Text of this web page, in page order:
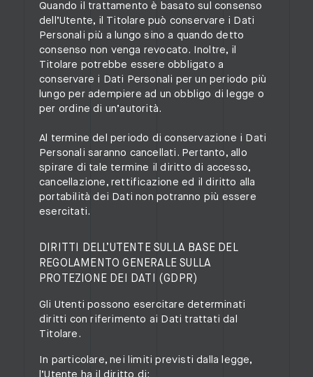
Quando il trattamento è basato sul consenso
dell’Utente, il Titolare può conservare i Dati
Personali più a lungo sino a quando detto
consenso non venga revocato. Inoltre, il
Titolare potrebbe essere obbligato a
conservare i Dati Personali per un periodo più
lungo per adempiere ad un obbligo di legge o
per ordine di un’autorità.
Al termine del periodo di conservazione i Dati
Personali saranno cancellati. Pertanto, allo
spirare di tale termine il diritto di accesso,
cancellazione, rettificazione ed il diritto alla
portabilità dei Dati non potranno più essere
esercitati.
DIRITTI DELL’UTENTE SULLA BASE DEL
REGOLAMENTO GENERALE SULLA
PROTEZIONE DEI DATI (GDPR)
Gli Utenti possono esercitare determinati
diritti con riferimento ai Dati trattati dal
Titolare.
In particolare, nei limiti previsti dalla legge,
l’Utente ha il diritto di: